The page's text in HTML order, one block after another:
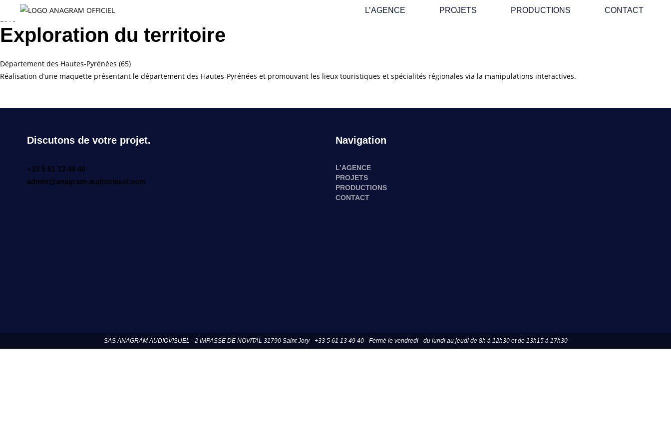
L’AGENCE PROJETS PRODUCTIONS CONTACT
2016
Exploration du territoire
Département des Hautes-Pyrénées (65)
Réalisation d’une maquette présentant le département des Hautes-Pyrénées et promouvant les lieux touristiques et spécialités régionales via la manipulations interactives.
Discutons de votre projet.
+33 5 61 13 49 40
admin@anagram-audiovisuel.com
Navigation
L’AGENCE
PROJETS
PRODUCTIONS
CONTACT
SAS ANAGRAM AUDIOVISUEL - 2 IMPASSE DE NOVITAL 31790 Saint Jory - +33 5 61 13 49 40 - Fermé le vendredi - du lundi au jeudi de 8h à 12h30 et de 13h15 à 17h30